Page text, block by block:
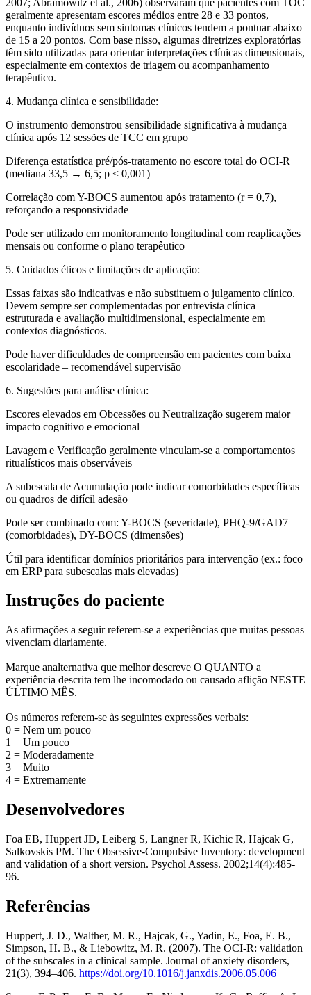
geralmente apresentam escores médios entre 28 e 33 pontos,
enquanto indivíduos sem sintomas clínicos tendem a pontuar abaixo
de 15 a 20 pontos. Com base nisso, algumas diretrizes exploratórias
têm sido utilizadas para orientar interpretações clínicas dimensionais,
especialmente em contextos de triagem ou acompanhamento
terapêutico.
4. Mudança clínica e sensibilidade:
O instrumento demonstrou sensibilidade significativa à mudança
clínica após 12 sessões de TCC em grupo
Diferença estatística pré/pós-tratamento no escore total do OCI-R
(mediana 33,5 → 6,5; p < 0,001)
Correlação com Y-BOCS aumentou após tratamento (r = 0,7),
reforçando a responsividade
Pode ser utilizado em monitoramento longitudinal com reaplicações
mensais ou conforme o plano terapêutico
5. Cuidados éticos e limitações de aplicação:
Essas faixas são indicativas e não substituem o julgamento clínico.
Devem sempre ser complementadas por entrevista clínica
estruturada e avaliação multidimensional, especialmente em
contextos diagnósticos.
Pode haver dificuldades de compreensão em pacientes com baixa
escolaridade – recomendável supervisão
6. Sugestões para análise clínica:
Escores elevados em Obcessões ou Neutralização sugerem maior
impacto cognitivo e emocional
Lavagem e Verificação geralmente vinculam-se a comportamentos
ritualísticos mais observáveis
A subescala de Acumulação pode indicar comorbidades específicas
ou quadros de difícil adesão
Pode ser combinado com: Y-BOCS (severidade), PHQ-9/GAD7
(comorbidades), DY-BOCS (dimensões)
Útil para identificar domínios prioritários para intervenção (ex.: foco
em ERP para subescalas mais elevadas)
Instruções do paciente
As afirmações a seguir referem-se a experiências que muitas pessoas
vivenciam diariamente.
Marque analternativa que melhor descreve O QUANTO a
experiência descrita tem lhe incomodado ou causado aflição NESTE
ÚLTIMO MÊS.
Os números referem-se às seguintes expressões verbais:
0 = Nem um pouco
1 = Um pouco
2 = Moderadamente
3 = Muito
4 = Extremamente
Desenvolvedores
Foa EB, Huppert JD, Leiberg S, Langner R, Kichic R, Hajcak G,
Salkovskis PM. The Obsessive-Compulsive Inventory: development
and validation of a short version. Psychol Assess. 2002;14(4):485-
96.
Referências
Huppert, J. D., Walther, M. R., Hajcak, G., Yadin, E., Foa, E. B.,
Simpson, H. B., & Liebowitz, M. R. (2007). The OCI-R: validation
of the subscales in a clinical sample. Journal of anxiety disorders,
21(3), 394–406. https://doi.org/10.1016/j.janxdis.2006.05.006